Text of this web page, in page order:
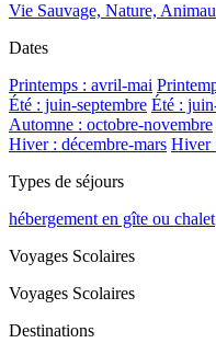
Vie Sauvage, Nature,
Dates
Printemps : avril-mai
Été : juin-septembre Été :
Automne : octobre-novembre
Hiver : décembre-mars Hiver
Types de séjours
hébergement en gîte ou chalet
Voyages Scolaires
Voyages Scolaires
Destinations